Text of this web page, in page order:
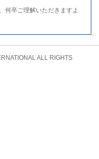
何卒ご理解いただきますよ